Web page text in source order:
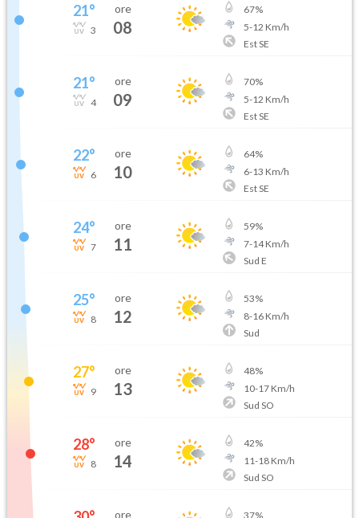
21°
3
ore
08
67%
5-12 Km/h
Est SE
21°
4
ore
09
70%
5-12 Km/h
Est SE
22°
6
ore
10
64%
6-13 Km/h
Est SE
24°
7
ore
11
59%
7-14Km/h
Sud E
25°
8
ore
12
53%
8-16Km/h
Sud
27°
9
ore
13
48%
10-17Km/h
Sud SO
28°
8
ore
14
42%
11-18Km/h
Sud SO
ore 37%